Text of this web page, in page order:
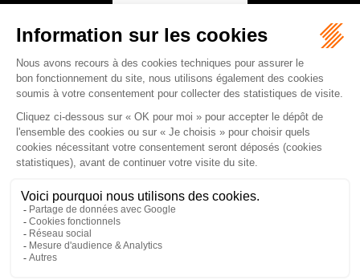
CABINET SECONDAIRE
2 bis Avenue de l'Europe
33350 ST MAGNE-DE-CASTILLON
Tél :05 57 55 87 30 - Fax : 05 57 51 73 64
Email :gaucher-piola@gaucher-piola-avocat.fr
NOUS CONTACTER
NOUS LOCALISER